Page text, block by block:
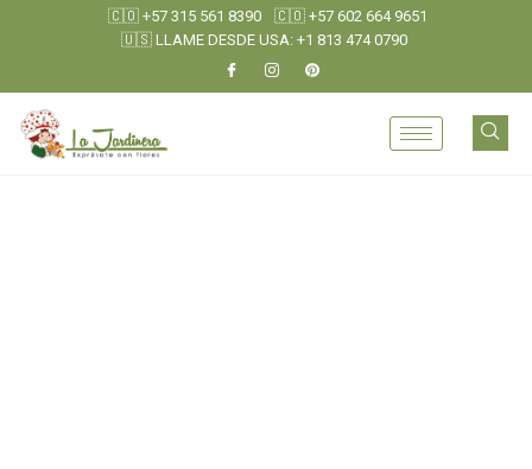
🇨🇴 +57 315 561 8390
🇨🇴 +57 602 664 9651
🇺🇸 LLAME DESDE USA: +1 813 474 0790